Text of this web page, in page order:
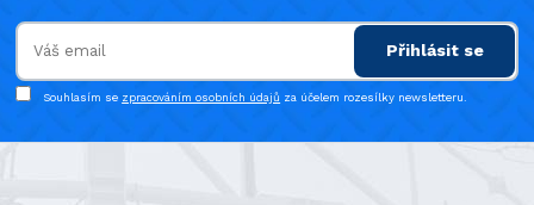
Přihlásit se
Souhlasím se zpracováním osobních údajů za účelem rozesílky newsletteru.